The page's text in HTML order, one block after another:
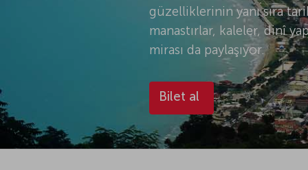
güzelliklerinin yanı sıra
manastırlar, kaleler, dinî
mirası da paylaşıyor.
Bilet al